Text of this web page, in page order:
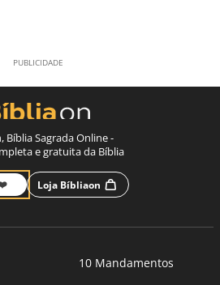
Bíblia Sagrada Online -
e gratuita da Bíblia
Loja Bíbliaon
10 Mandamentos